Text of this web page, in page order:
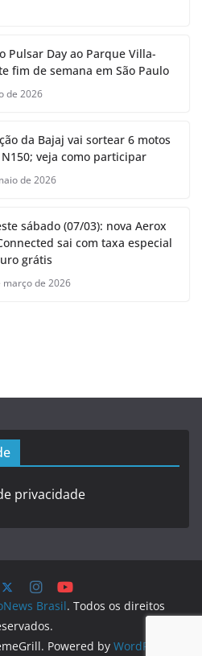
Pulsar Day ao Parque Villa-
fim de semana em São Paulo
de 2026
da Bajaj vai sortear 6 motos
veja como participar
de 2026
sábado (07/03): nova Aerox
sai com taxa especial
grátis
março de 2026
privacidade
Brasil. Todos os direitos
Powered by WordPress